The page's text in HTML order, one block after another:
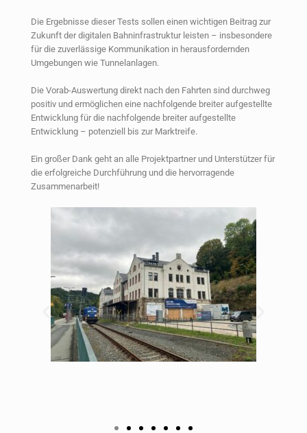
Die Ergebnisse dieser Tests sollen einen wichtigen Beitrag zur
Zukunft der digitalen Bahninfrastruktur leisten – insbesondere
für die zuverlässige Kommunikation in herausfordernden
Umgebungen wie Tunnelanlagen.
Die Vorab-Auswertung direkt nach den Fahrten sind durchweg
positiv und ermöglichen eine nachfolgende breiter aufgestellte
Entwicklung für die nachfolgende breiter aufgestellte
Entwicklung – potenziell bis zur Marktreife.
Ein großer Dank geht an alle Projektpartner und Unterstützer für
die erfolgreiche Durchführung und die hervorragende
Zusammenarbeit!